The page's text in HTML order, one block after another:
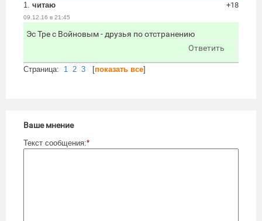
1. читаю
09.12.16 в 21:45
+18
Эс Тре с Войновым - друзья по отстранению
Ответить
Cтраница: 1 2 3 [показать все]
Ваше мнение
Текст сообщения:*